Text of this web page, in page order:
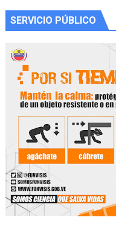
SERVICIO PÚBLICO